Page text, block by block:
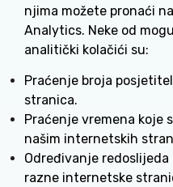
njima možete pronaći
Analytics. Neke od
analitički kolačići su:
Praćenje broja
stranica.
Praćenje vremena koje
našim internetskih
Određivanje
razne internetske